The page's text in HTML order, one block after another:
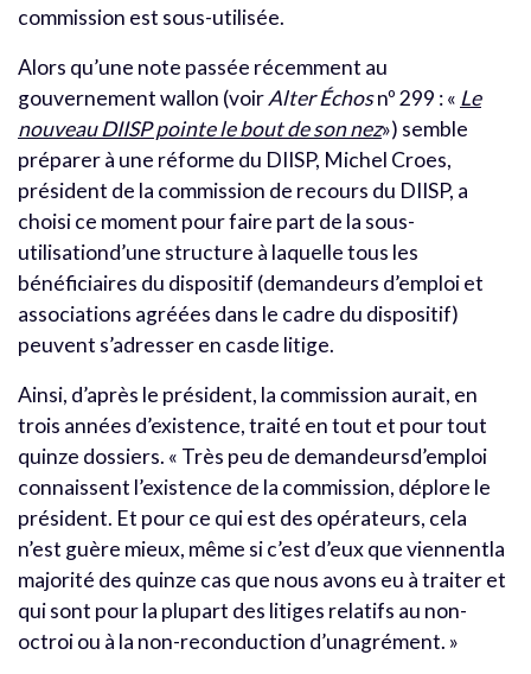
commission est sous-utilisée.
Alors qu’une note passée récemment au
gouvernement wallon (voirAlter Échosnº 299 : « Le
nouveau DIISP pointe le bout de son nez») semble
préparer à une réforme du DIISP, Michel Croes,
président de la commission de recours du DIISP, a
choisi ce moment pour faire part de la sous-
utilisationd’une structure à laquelle tous les
bénéficiaires du dispositif (demandeurs d’emploi et
associations agréées dans le cadre du dispositif)
peuvent s’adresser en casde litige.
Ainsi, d’après le président, la commission aurait, en
trois années d’existence, traité en tout et pour tout
quinze dossiers. « Très peu de demandeursd’emploi
connaissent l’existence de la commission, déplore le
président. Et pour ce qui est des opérateurs, cela
n’est guère mieux, même si c’est d’eux que viennentla
majorité des quinze cas que nous avons eu à traiter et
qui sont pour la plupart des litiges relatifs au non-
octroi ou à la non-reconduction d’unagrément. »